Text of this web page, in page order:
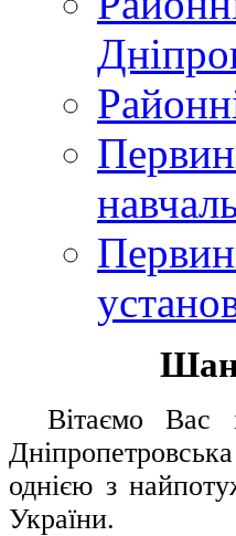
Вітаємо Вас
однією з
України.